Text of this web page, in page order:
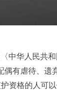
中华人民共
偶有虐待、遗
资格的人可